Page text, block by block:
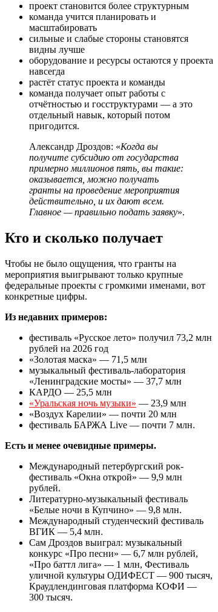
проект становится более структурным
команда учится планировать и
масштабировать
сильные и слабые стороны становятся
видны лучше
оборудование и ресурсы остаются у проекта
навсегда
растёт статус проекта и команды
команда получает опыт работы с
отчётностью и госструктурами — а это
отдельный навык, который потом
пригодится.
Александр Дроздов: «Когда вы
получите субсидию от государства
примерно миллионов пять, вы такие:
оказывается, можно получать
гранты на проведение мероприятия
действительно, и их дают всем.
Главное — правильно подать заявку».
Кто и сколько получает
Чтобы не было ощущения, что гранты на
мероприятия выигрывают только крупные
федеральные проекты с громкими именами, вот
конкретные цифры.
Из недавних примеров:
фестиваль «Русское лето» получил 73,2 млн
рублей на 2026 год
«Золотая маска» — 71,5 млн
музыкальный фестиваль-лаборатория
«Ленинградские мосты» — 37,7 млн
КАРДО — 25,5 млн
«Уральская ночь музыки» — 23,9 млн
«Воздух Карелии» — почти 20 млн
фестиваль БАРЖА Live — почти 7 млн.
Есть и менее очевидные примеры.
Международный петербургский рок-
фестиваль «Окна открой» — 9,9 млн
рублей.
Литературно-музыкальный фестиваль
«Белые ночи в Купчино» — 9,8 млн.
Международный студенческий фестиваль
ВГИК — 5,4 млн.
Сам Дроздов выиграл: музыкальный
конкурс «Про песни» — 6,7 млн рублей,
«Про баттл лига» — 1 млн, Фестиваль
уличной культуры ОДИФЕСТ — 900 тысяч,
Краудлендинговая платформа КОФИ —
300 тысяч.